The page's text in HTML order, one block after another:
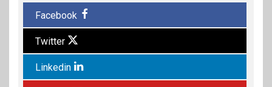
Facebook
Twitter
Linkedin